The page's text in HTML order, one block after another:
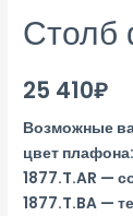
Столб
25 410₽
Возможные
цвет плафона:
1877.T.AR —
1877.T.BA —